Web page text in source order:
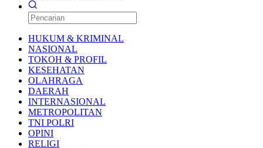
HUKUM & KRIMINAL
NASIONAL
TOKOH & PROFIL
KESEHATAN
OLAHRAGA
DAERAH
INTERNASIONAL
METROPOLITAN
TNI POLRI
OPINI
RELIGI